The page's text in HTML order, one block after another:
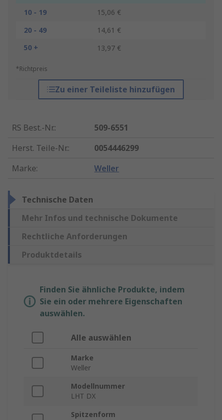
10 - 19
15,06 €
20 - 49
14,61 €
50 +
13,97 €
*Richtpreis
Zu einer Teileliste hinzufügen
RS Best.-Nr.:
509-6551
Herst. Teile-Nr.:
0054446299
Marke: Weller
Technische Daten
Mehr Infos und technische Dokumente
Rechtliche Anforderungen
Produktdetails
Finden Sie ähnliche Produkte, indem
Sie ein oder mehrere Eigenschaften
auswählen.
Alle auswählen
Marke
Weller
Modellnummer
LHT DX
Spitzenform